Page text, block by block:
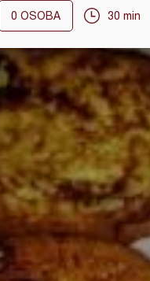
0 OSOBA 30 min